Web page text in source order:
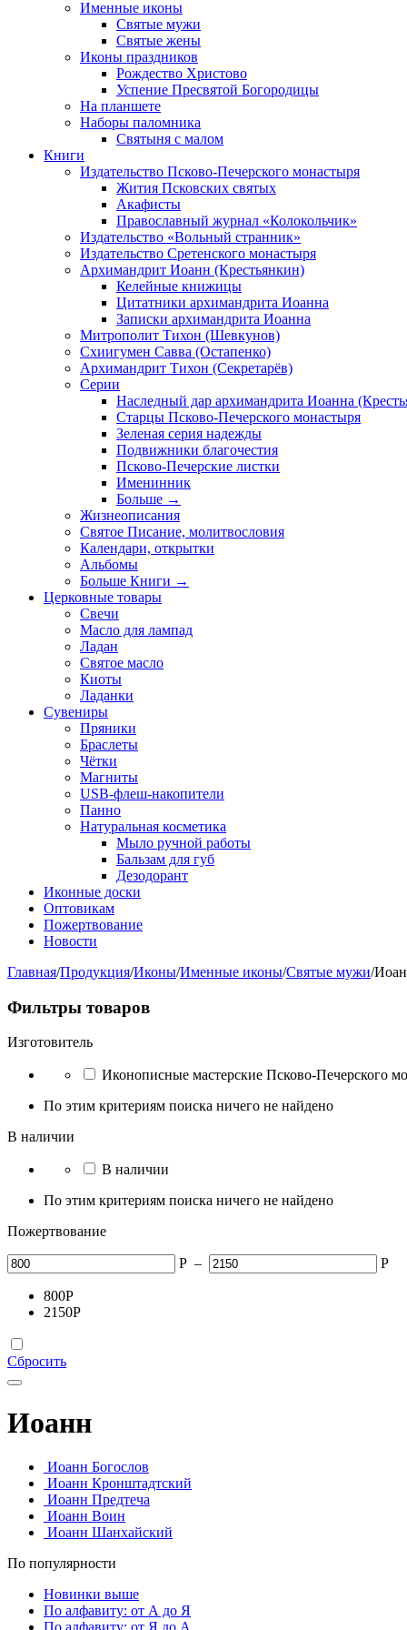
Именные иконы
Святые мужи
Святые жены
Иконы праздников
Рождество Христово
Успение Пресвятой Богородицы
На планшете
Наборы паломника
Святыня с малом
Книги
Издательство Псково-Печерского монастыря
Жития Псковских святых
Акафисты
Православный журнал «Колокольчик»
Издательство «Вольный странник»
Издательство Сретенского монастыря
Архимандрит Иоанн (Крестьянкин)
Келейные книжицы
Цитатники архимандрита Иоанна
Записки архимандрита Иоанна
Митрополит Тихон (Шевкунов)
Схиигумен Савва (Остапенко)
Архимандрит Тихон (Секретарёв)
Серии
Наследный дар архимандрита Иоанна
Старцы Псково-Печерского монастыря
Зеленая серия надежды
Подвижники благочестия
Псково-Печерские листки
Именинник
Больше →
Жизнеописания
Святое Писание, молитвословия
Календари, открытки
Альбомы
Больше Книги →
Церковные товары
Свечи
Масло для лампад
Ладан
Святое масло
Киоты
Ладанки
Сувениры
Пряники
Браслеты
Чётки
Магниты
USB-флеш-накопители
Панно
Натуральная косметика
Мыло ручной работы
Бальзам для губ
Дезодорант
Иконные доски
Оптовикам
Пожертвование
Новости
Главная/Продукция/Иконы/Именные иконы/Святые мужи/
Фильтры товаров
Изготовитель
Иконописные мастерские Псково-Печерского
По этим критериям поиска ничего не найдено
В наличии
В наличии
По этим критериям поиска ничего не найдено
Пожертвование
Р – Р
800Р
2150Р
Сбросить
Иоанн
Иоанн Богослов
Иоанн Кронштадтский
Иоанн Предтеча
Иоанн Воин
Иоанн Шанхайский
По популярности
Новинки выше
По алфавиту: от А до Я